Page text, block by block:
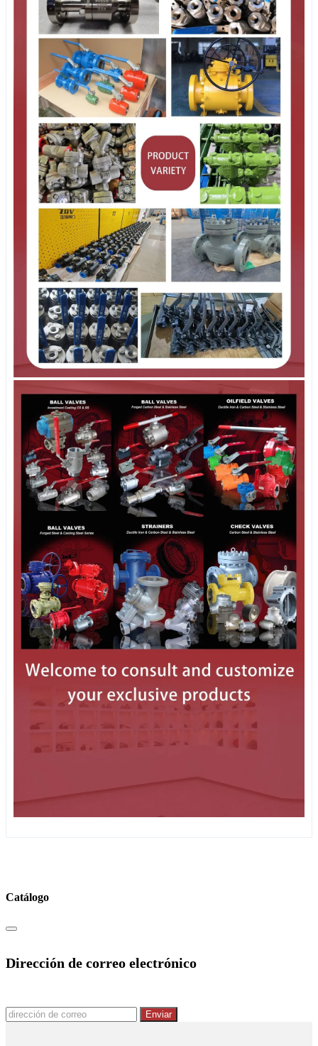
Catálogo
Dirección de correo electrónico
Enviar